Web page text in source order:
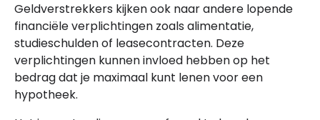
Geldverstrekkers kijken ook naar andere lopende
financiële verplichtingen zoals alimentatie,
studieschulden of leasecontracten. Deze
verplichtingen kunnen invloed hebben op het
bedrag dat je maximaal kunt lenen voor een
hypotheek.